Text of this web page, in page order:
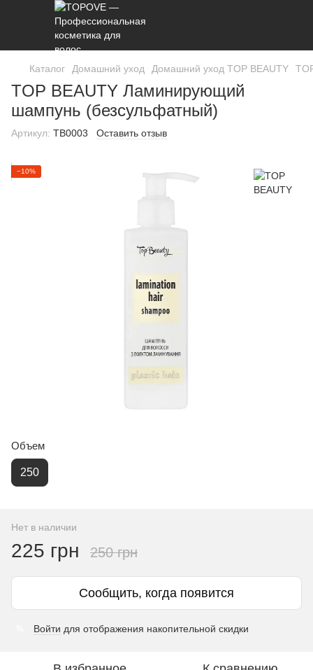
Каталог Домашний уход Домашний уход TOP BEAUTY
TOP BEAUTY Ламинирующий
шампунь (безсульфатный)
Артикул: TB0003 Оставить отзыв
−10%
Объем
250
Нет в наличии
225 грн 250 грн
Сообщить, когда появится
Войти для отображения накопительной скидки